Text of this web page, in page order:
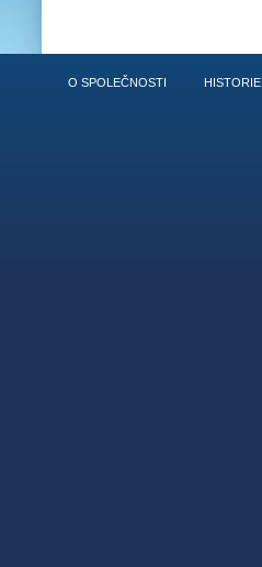
O SPOLEČNOSTI HISTORIE